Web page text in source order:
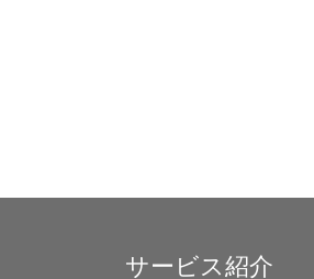
サービス紹介